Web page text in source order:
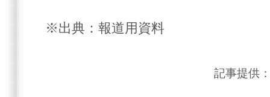
※出典：報道用資料
記事提供